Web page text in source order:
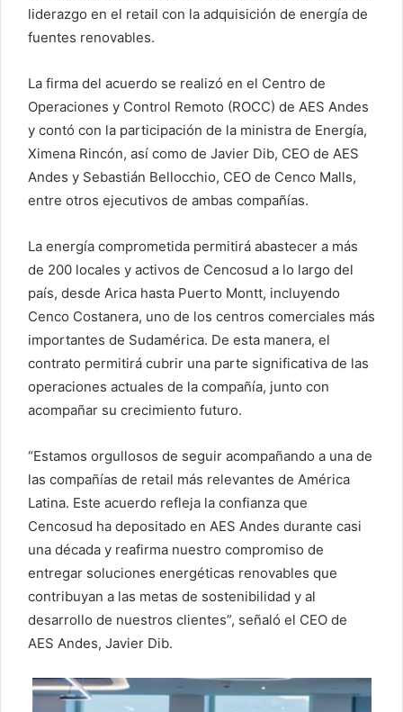
liderazgo en el retail con la adquisición de energía de
fuentes renovables.
La firma del acuerdo se realizó en el Centro de
Operaciones y Control Remoto (ROCC) de AES Andes
y contó con la participación de la ministra de Energía,
Ximena Rincón, así como de Javier Dib, CEO de AES
Andes y Sebastián Bellocchio, CEO de Cenco Malls,
entre otros ejecutivos de ambas compañías.
La energía comprometida permitirá abastecer a más
de 200 locales y activos de Cencosud a lo largo del
país, desde Arica hasta Puerto Montt, incluyendo
Cenco Costanera, uno de los centros comerciales más
importantes de Sudamérica. De esta manera, el
contrato permitirá cubrir una parte significativa de las
operaciones actuales de la compañía, junto con
acompañar su crecimiento futuro.
“Estamos orgullosos de seguir acompañando a una de
las compañías de retail más relevantes de América
Latina. Este acuerdo refleja la confianza que
Cencosud ha depositado en AES Andes durante casi
una década y reafirma nuestro compromiso de
entregar soluciones energéticas renovables que
contribuyan a las metas de sostenibilidad y al
desarrollo de nuestros clientes”, señaló el CEO de
AES Andes, Javier Dib.